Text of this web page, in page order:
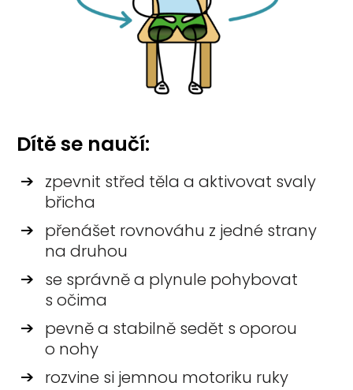
Dítě se naučí:
zpevnit střed těla a aktivovat svaly
břicha
přenášet rovnováhu z jedné strany
na druhou
se správně a plynule pohybovat
s očima
pevně a stabilně sedět s oporou
o nohy
rozvine si jemnou motoriku ruky